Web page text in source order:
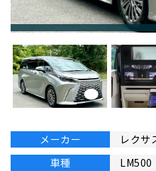
メーカー
レクサ
車種
LM500